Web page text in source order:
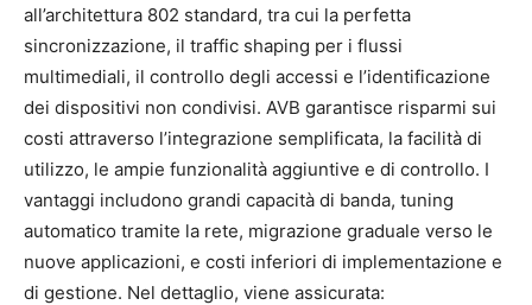
all’architettura 802 standard, tra cui la perfetta
sincronizzazione, il traffic shaping per i flussi
multimediali, il controllo degli accessi e l’identificazione
dei dispositivi non condivisi. AVB garantisce risparmi sui
costi attraverso l’integrazione semplificata, la facilità di
utilizzo, le ampie funzionalità aggiuntive e di controllo. I
vantaggi includono grandi capacità di banda, tuning
automatico tramite la rete, migrazione graduale verso le
nuove applicazioni, e costi inferiori di implementazione e
di gestione. Nel dettaglio, viene assicurata: